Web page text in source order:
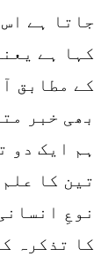
جاتا ہے
کہا ہے
کے مطابق
بھی خبر
ہم ایک دو
تین کا
نوعِ
کا تذکرہ